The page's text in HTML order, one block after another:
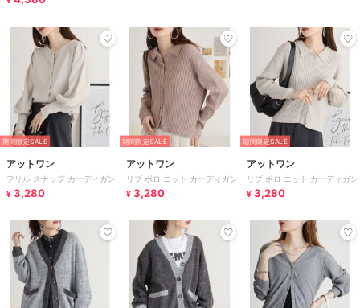
期間限定SALE
アットワン
フリル スナップ カーディガン
¥ 3,280
期間限定SALE
アットワン
リブ ポロ ニット カーディガン
¥ 3,280
期間限定SALE
アットワン
リブ ポロ ニット カーディガン
¥ 3,280